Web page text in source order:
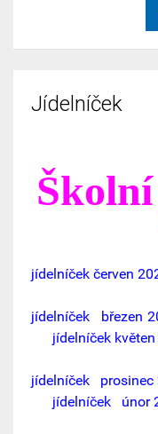
Jídelníček
Školní
jídelníček červen
jídelníček březen
jídelníček
jídelníček prosinec
jídelníček únor